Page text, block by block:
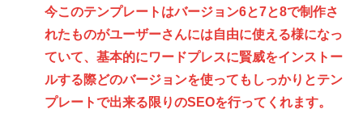
今このテンプレートはバージョン6と7と8で制作さ
れたものがユーザーさんには自由に使える様になっ
ていて、基本的にワードプレスに賢威をインストー
ルする際どのバージョンを使ってもしっかりとテン
プレートで出来る限りのSEOを行ってくれます。